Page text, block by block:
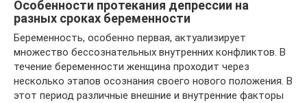
Особенности протекания депрессии на
разных сроках беременности
Беременность, особенно первая, актуализирует
множество бессознательных внутренних конфликтов. В
течение беременности женщина проходит через
несколько этапов осознания своего нового положения. В
этот период различные внешние и внутренние факторы